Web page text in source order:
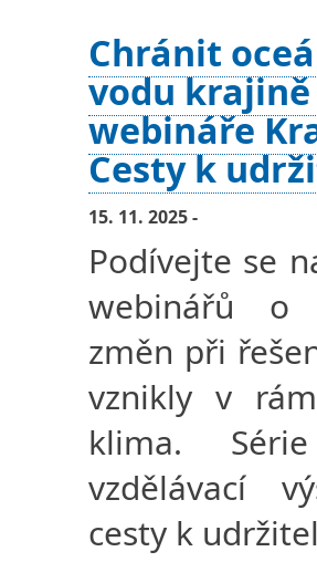
Chránit
vodu krajině
webináře
Cesty k
15. 11. 2025 -
Podívejte se
webinářů o
změn při
vznikly v
klima.
vzdělávací
cesty k